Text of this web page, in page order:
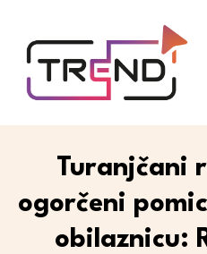
Turanjčani
ogorčeni
obilaznicu: